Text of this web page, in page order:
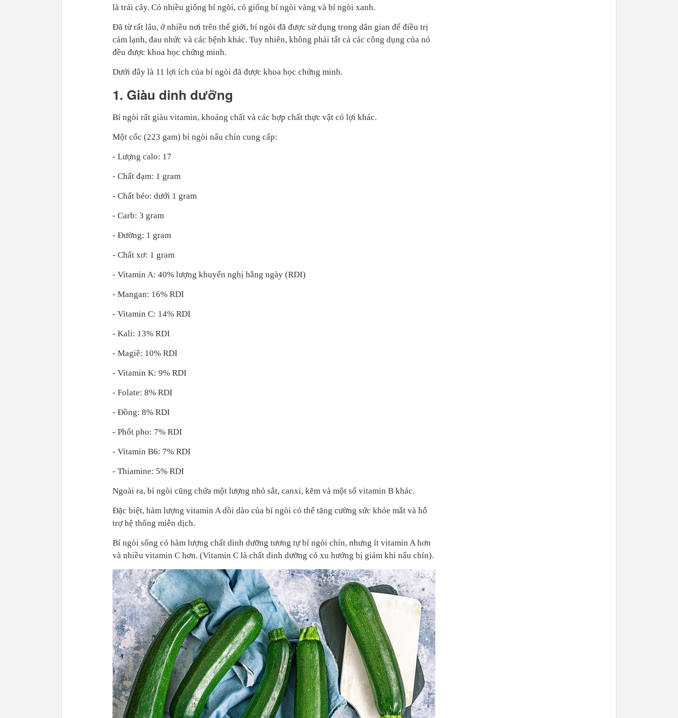
là trái cây. Có nhiều giống bí ngòi, có giống bí ngòi vàng và bí ngòi xanh.
Đã từ rất lâu, ở nhiều nơi trên thế giới, bí ngòi đã được sử dụng trong dân gian để điều trị
cảm lạnh, đau nhức và các bệnh khác. Tuy nhiên, không phải tất cả các công dụng của nó
đều được khoa học chứng minh.
Dưới đây là 11 lợi ích của bí ngòi đã được khoa học chứng minh.
1. Giàu dinh dưỡng
Bí ngòi rất giàu vitamin, khoáng chất và các hợp chất thực vật có lợi khác.
Một cốc (223 gam) bí ngòi nấu chín cung cấp:
- Lượng calo: 17
- Chất đạm: 1 gram
- Chất béo: dưới 1 gram
- Carb: 3 gram
- Đường: 1 gram
- Chất xơ: 1 gram
- Vitamin A: 40% lượng khuyến nghị hằng ngày (RDI)
- Mangan: 16% RDI
- Vitamin C: 14% RDI
- Kali: 13% RDI
- Magiê: 10% RDI
- Vitamin K: 9% RDI
- Folate: 8% RDI
- Đồng: 8% RDI
- Phốt pho: 7% RDI
- Vitamin B6: 7% RDI
- Thiamine: 5% RDI
Ngoài ra, bí ngòi cũng chứa một lượng nhỏ sắt, canxi, kẽm và một số vitamin B khác.
Đặc biệt, hàm lượng vitamin A dồi dào của bí ngòi có thể tăng cường sức khỏe mắt và hỗ
trợ hệ thống miễn dịch.
Bí ngòi sống có hàm lượng chất dinh dưỡng tương tự bí ngòi chín, nhưng ít vitamin A hơn
và nhiều vitamin C hơn. (Vitamin C là chất dinh dưỡng có xu hướng bị giảm khi nấu chín).